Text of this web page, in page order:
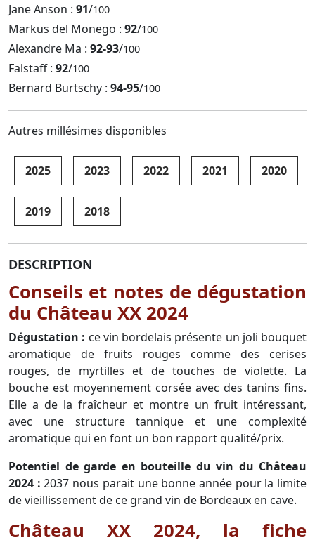
Jane Anson : 91/100
Markus del Monego : 92/100
Alexandre Ma : 92-93/100
Falstaff : 92/100
Bernard Burtschy : 94-95/100
Autres millésimes disponibles
2025 2023 2022 2021 2020
2019 2018
DESCRIPTION
Conseils et notes de dégustation
du Château XX 2024
Dégustation : ce vin bordelais présente un joli bouquet
aromatique de fruits rouges comme des cerises
rouges, de myrtilles et de touches de violette. La
bouche est moyennement corsée avec des tanins fins.
Elle a de la fraîcheur et montre un fruit intéressant,
avec une structure tannique et une complexité
aromatique qui en font un bon rapport qualité/prix.
Potentiel de garde en bouteille du vin du Château
2024 :2037 nous parait une bonne année pour la limite
de vieillissement de ce grand vin de Bordeaux en cave.
Château XX 2024, la fiche